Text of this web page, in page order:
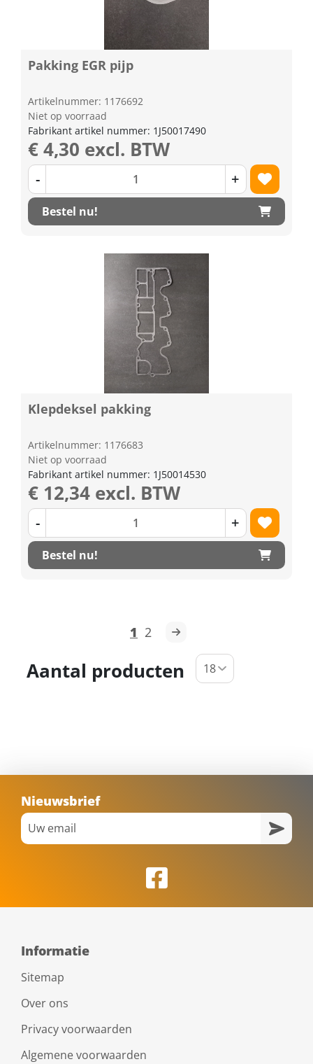
Pakking EGR pijp
Artikelnummer: 1176692
Niet op voorraad
Fabrikant artikel nummer: 1J50017490
€ 4,30 excl. BTW
- +
Bestel nu!
Klepdeksel pakking
Artikelnummer: 1176683
Niet op voorraad
Fabrikant artikel nummer: 1J50014530
€ 12,34 excl. BTW
- +
Bestel nu!
1 2
Aantal producten
Nieuwsbrief
Informatie
Sitemap
Over ons
Privacy voorwaarden
Algemene voorwaarden